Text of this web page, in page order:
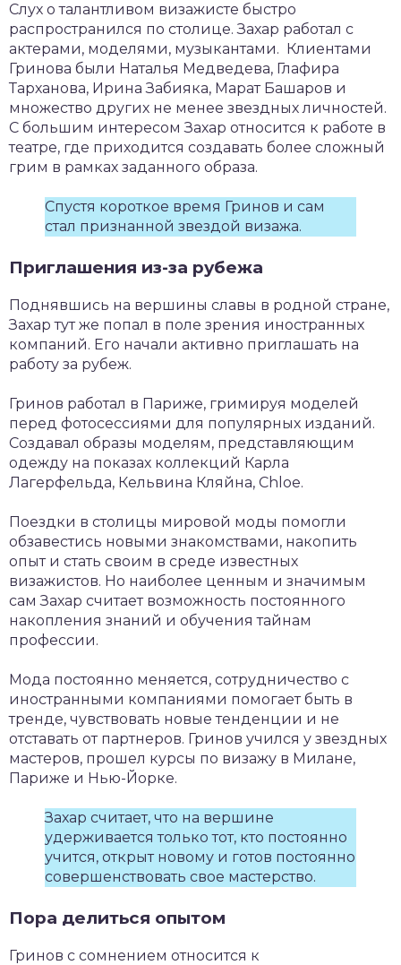
Слух о талантливом визажисте быстро
распространился по столице. Захар работал с
актерами, моделями, музыкантами. Клиентами
Гринова были Наталья Медведева, Глафира
Тарханова, Ирина Забияка, Марат Башаров и
множество других не менее звездных личностей.
С большим интересом Захар относится к работе в
театре, где приходится создавать более сложный
грим в рамках заданного образа.
Спустя короткое время Гринов и сам
стал признанной звездой визажа.
Приглашения из-за рубежа
Поднявшись на вершины славы в родной стране,
Захар тут же попал в поле зрения иностранных
компаний. Его начали активно приглашать на
работу за рубеж.
Гринов работал в Париже, гримируя моделей
перед фотосессиями для популярных изданий.
Создавал образы моделям, представляющим
одежду на показах коллекций Карла
Лагерфельда, Кельвина Кляйна, Chloe.
Поездки в столицы мировой моды помогли
обзавестись новыми знакомствами, накопить
опыт и стать своим в среде известных
визажистов. Но наиболее ценным и значимым
сам Захар считает возможность постоянного
накопления знаний и обучения тайнам
профессии.
Мода постоянно меняется, сотрудничество с
иностранными компаниями помогает быть в
тренде, чувствовать новые тенденции и не
отставать от партнеров. Гринов учился у звездных
мастеров, прошел курсы по визажу в Милане,
Париже и Нью-Йорке.
Захар считает, что на вершине
удерживается только тот, кто постоянно
учится, открыт новому и готов постоянно
совершенствовать свое мастерство.
Пора делиться опытом
Гринов с сомнением относится к